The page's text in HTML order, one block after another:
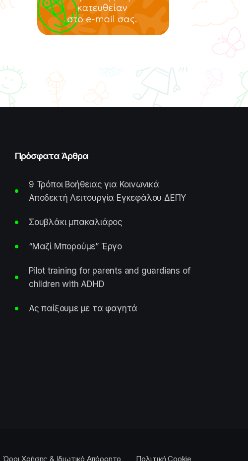
Πρόσφατα Άρθρα
9 Τρόποι Βοήθειας για Κοινωνικά
Αποδεκτή Λειτουργία Εγκεφάλου ΔΕΠΥ
Σουβλάκι μπακαλιάρος
“Μαζί Μπορούμε” Έργο
Pilot training for parents and guardians of
children with ADHD
Ας παίξουμε με τα φαγητά
Όροι Χρήσης & Ιδιωτικό Απόρρητο Πολιτική Cookie